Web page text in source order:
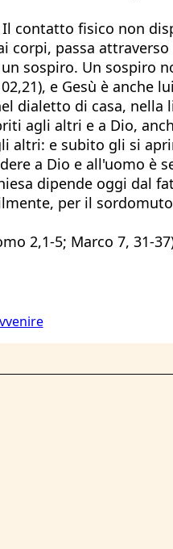
contatto fisico non
corpi, passa
sospiro. Un sospiro
e Gesù è anche
dialetto di casa,
agli altri e a Dio,
altri: e subito gli si
a Dio e all'uomo è
dipende oggi dal
per il
2,1-5; Marco 7, 31-